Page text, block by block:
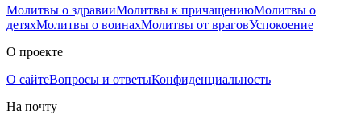
Молитвы о здравииМолитвы к причащениюМолитвы о
детяхМолитвы о воинахМолитвы от враговУспокоение
О проекте
О сайтеВопросы и ответыКонфиденциальность
На почту